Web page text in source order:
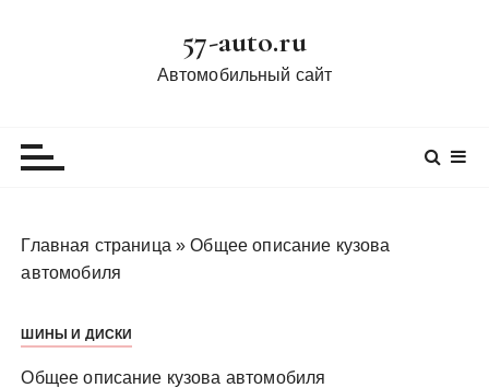
57-auto.ru
Автомобильный сайт
Главная страница »Общее описание кузова
автомобиля
ШИНЫ И ДИСКИ
Общее описание кузова автомобиля